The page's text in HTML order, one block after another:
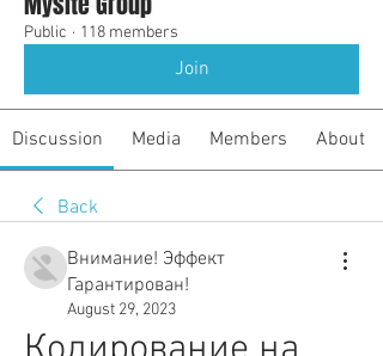
Public · 118 members
Join
Discussion Media Members About
Back
Внимание! Эффект
Гарантирован!
August 29, 2023